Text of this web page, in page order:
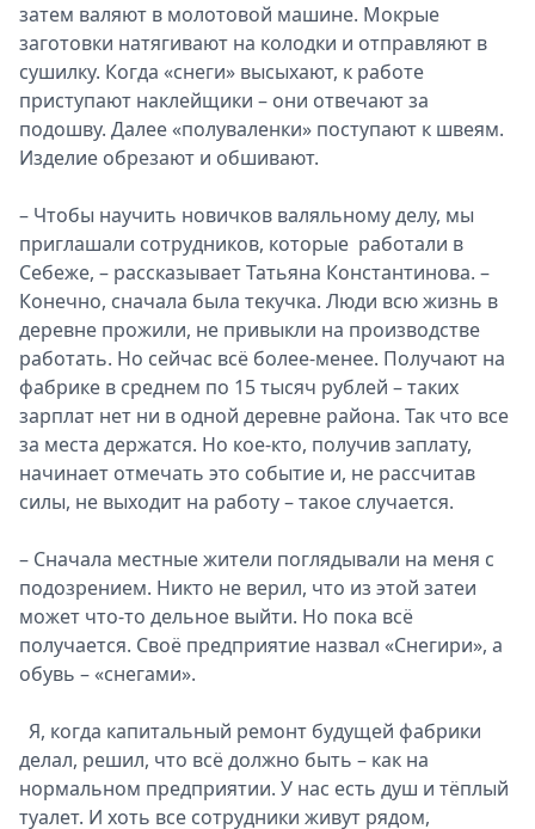
затем валяют в молотовой машине. Мокрые
заготовки натягивают на колодки и отправляют в
сушилку. Когда «снеги» высыхают, к работе
приступают наклейщики – они отвечают за
подошву. Далее «полуваленки» поступают к швеям.
Изделие обрезают и обшивают.
– Чтобы научить новичков валяльному делу, мы
приглашали сотрудников, которые работали в
Себеже, – рассказывает Татьяна Константинова. –
Конечно, сначала была текучка. Люди всю жизнь в
деревне прожили, не привыкли на производстве
работать. Но сейчас всё более-менее. Получают на
фабрике в среднем по 15 тысяч рублей – таких
зарплат нет ни в одной деревне района. Так что все
за места держатся. Но кое-кто, получив заплату,
начинает отмечать это событие и, не рассчитав
силы, не выходит на работу – такое случается.
– Сначала местные жители поглядывали на меня с
подозрением. Никто не верил, что из этой затеи
может что-то дельное выйти. Но пока всё
получается. Своё предприятие назвал «Снегири», а
обувь – «снегами».
Я, когда капитальный ремонт будущей фабрики
делал, решил, что всё должно быть – как на
нормальном предприятии. У нас есть душ и тёплый
туалет. И хоть все сотрудники живут рядом,